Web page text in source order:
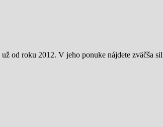
od roku 2012. V jeho ponuke nájdete zväčša